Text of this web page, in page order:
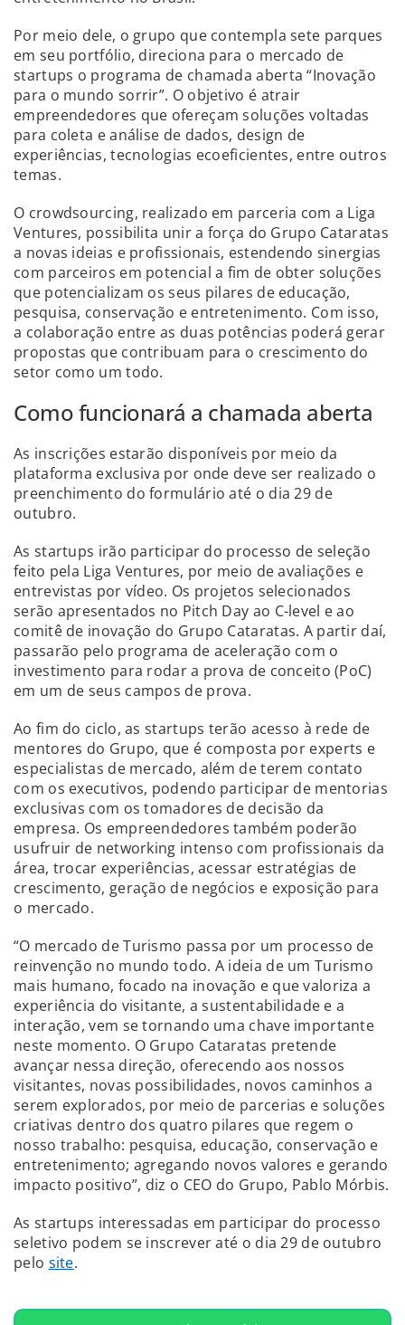
Por meio dele, o grupo que contempla sete parques
em seu portfólio, direciona para o mercado de
startups o programa de chamada aberta “Inovação
para o mundo sorrir”. O objetivo é atrair
empreendedores que ofereçam soluções voltadas
para coleta e análise de dados, design de
experiências, tecnologias ecoeficientes, entre outros
temas.
O crowdsourcing, realizado em parceria com a Liga
Ventures, possibilita unir a força do Grupo Cataratas
a novas ideias e profissionais, estendendo sinergias
com parceiros em potencial a fim de obter soluções
que potencializam os seus pilares de educação,
pesquisa, conservação e entretenimento. Com isso,
a colaboração entre as duas potências poderá gerar
propostas que contribuam para o crescimento do
setor como um todo.
Como funcionará a chamada aberta
As inscrições estarão disponíveis por meio da
plataforma exclusiva por onde deve ser realizado o
preenchimento do formulário até o dia 29 de
outubro.
As startups irão participar do processo de seleção
feito pela Liga Ventures, por meio de avaliações e
entrevistas por vídeo. Os projetos selecionados
serão apresentados no Pitch Day ao C-level e ao
comitê de inovação do Grupo Cataratas. A partir daí,
passarão pelo programa de aceleração com o
investimento para rodar a prova de conceito (PoC)
em um de seus campos de prova.
Ao fim do ciclo, as startups terão acesso à rede de
mentores do Grupo, que é composta por experts e
especialistas de mercado, além de terem contato
com os executivos, podendo participar de mentorias
exclusivas com os tomadores de decisão da
empresa. Os empreendedores também poderão
usufruir de networking intenso com profissionais da
área, trocar experiências, acessar estratégias de
crescimento, geração de negócios e exposição para
o mercado.
“O mercado de Turismo passa por um processo de
reinvenção no mundo todo. A ideia de um Turismo
mais humano, focado na inovação e que valoriza a
experiência do visitante, a sustentabilidade e a
interação, vem se tornando uma chave importante
neste momento. O Grupo Cataratas pretende
avançar nessa direção, oferecendo aos nossos
visitantes, novas possibilidades, novos caminhos a
serem explorados, por meio de parcerias e soluções
criativas dentro dos quatro pilares que regem o
nosso trabalho: pesquisa, educação, conservação e
entretenimento; agregando novos valores e gerando
impacto positivo”, diz o CEO do Grupo, Pablo Mórbis.
As startups interessadas em participar do processo
seletivo podem se inscrever até o dia 29 de outubro
pelo site.